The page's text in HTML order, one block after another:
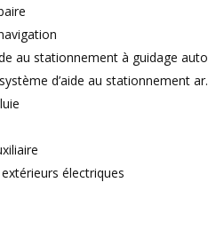
au stationnement à guidage automatique
d’aide au stationnement arrière
électriques